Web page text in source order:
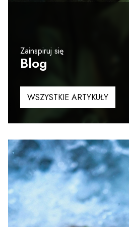
Zainspiruj się
Blog
WSZYSTKIE ARTYKUŁY